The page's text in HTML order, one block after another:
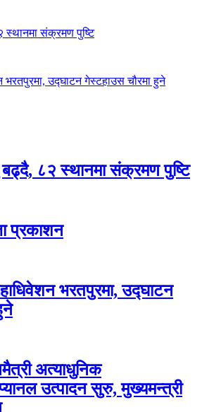
स्थानमा संक्रमण पुष्टि
भरतपुरमा, उद्घाटन गेस्टहाउस चौरमा हुने
बढ्दै, ८२ स्थानमा संक्रमण पुष्टि
प्रकाशन
भरतपुरमा, उद्घाटन
अत्याधुनिक
प्यानल उत्पादन सुरु, मुख्यमन्त्री